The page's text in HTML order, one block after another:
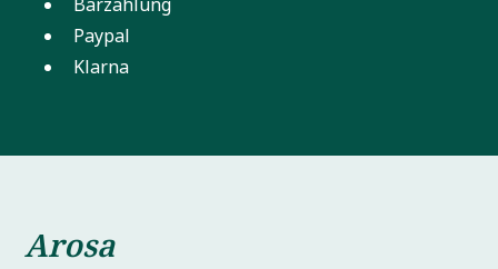
Paypal
Klarna
Arosa